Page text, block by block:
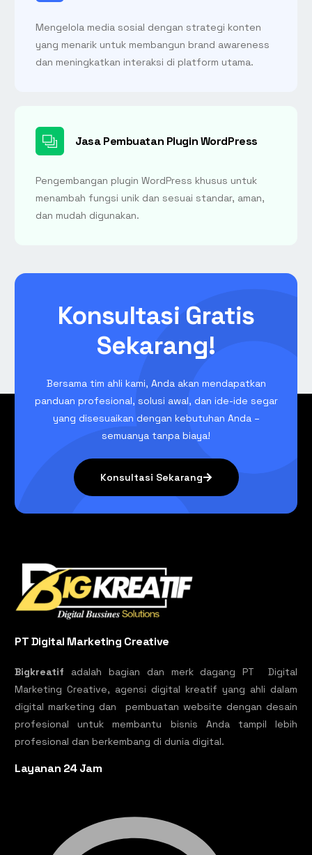
Mengelola media sosial dengan strategi konten
yang menarik untuk membangun brand awareness
dan meningkatkan interaksi di platform utama.
Jasa Pembuatan Plugin WordPress
Pengembangan plugin WordPress khusus untuk
menambah fungsi unik dan sesuai standar, aman,
dan mudah digunakan.
Konsultasi Gratis
Sekarang!
Bersama tim ahli kami, Anda akan mendapatkan
panduan profesional, solusi awal, dan ide-ide segar
yang disesuaikan dengan kebutuhan Anda –
semuanya tanpa biaya!
Konsultasi Sekarang
PT Digital Marketing Creative
Bigkreatif adalah bagian dan merk dagang PT Digital
Marketing Creative, agensi digital kreatif yang ahli dalam
digital marketing dan pembuatan website dengan desain
profesional untuk membantu bisnis Anda tampil lebih
profesional dan berkembang di dunia digital.
Layanan 24 Jam